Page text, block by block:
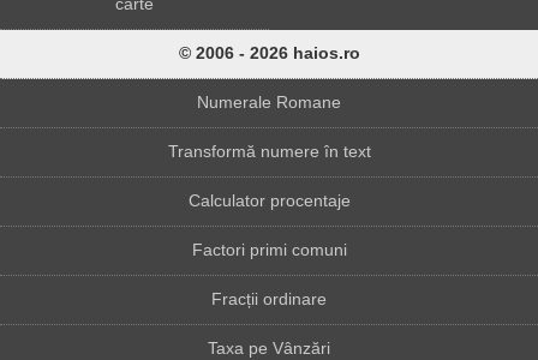
carte
© 2006 - 2026 haios.ro
Numerale Romane
Transformă numere în text
Calculator procentaje
Factori primi comuni
Fracții ordinare
Taxa pe Vânzări